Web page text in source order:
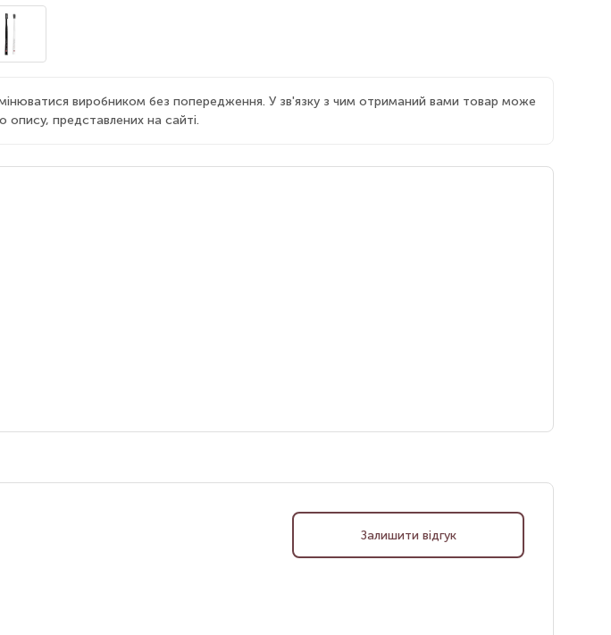
виробником без попередження. У зв'язку з чим отриманий вами товар може
опису, представлених на сайті.
Залишити відгук